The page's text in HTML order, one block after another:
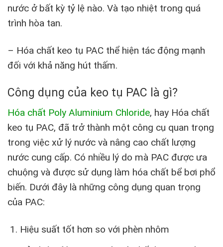
nước ở bất kỳ tỷ lệ nào. Và tạo nhiệt trong quá
trình hòa tan.
– Hóa chất keo tụ PAC thể hiện tác động mạnh
đối với khả năng hút thấm.
Công dụng của keo tụ PAC là gì?
Hóa chất Poly Aluminium Chloride, hay Hóa chất
keo tụ PAC, đã trở thành một công cụ quan trọng
trong việc xử lý nước và nâng cao chất lượng
nước cung cấp. Có nhiều lý do mà PAC được ưa
chuộng và được sử dụng làm hóa chất bể bơi phổ
biến. Dưới đây là những công dụng quan trọng
của PAC:
Hiệu suất tốt hơn so với phèn nhôm